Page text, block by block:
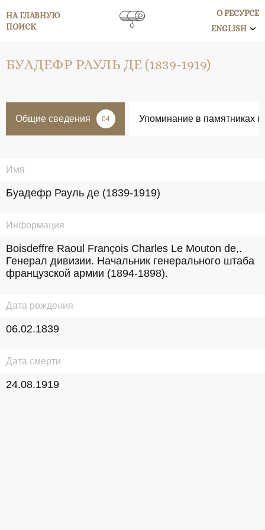
НА ГЛАВНУЮ
ПОИСК
О РЕСУРСЕ
ENGLISH
БУАДЕФР РАУЛЬ ДЕ (1839-1919)
Общие сведения 04 Упоминание в памятниках
Имя
Буадефр Рауль де (1839-1919)
Информация
Boisdeffre Raoul François Charles Le Mouton de,.
Генерал дивизии. Начальник генерального штаба
французской армии (1894-1898).
Дата рождения
06.02.1839
Дата смерти
24.08.1919